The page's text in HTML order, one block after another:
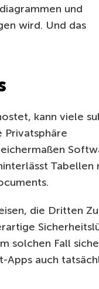
und
wird. Und das
kann viele
Privatsphäre
Tabellen
die Dritten
solchen Fall
Apps auch